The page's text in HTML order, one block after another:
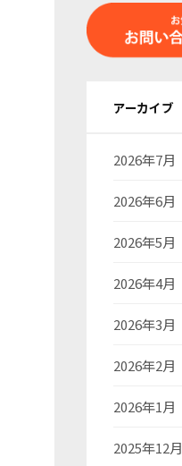
アーカイブ
2026年7月
2026年6月
2026年5月
2026年4月
2026年3月
2026年2月
2026年1月
2025年12月